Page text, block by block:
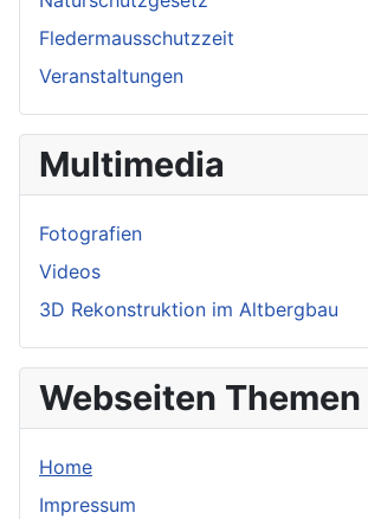
Fledermausschutzzeit
Veranstaltungen
Multimedia
Fotografien
Videos
3D Rekonstruktion im Altbergbau
Webseiten Themen
Home
Impressum